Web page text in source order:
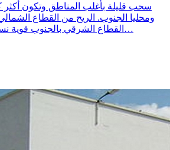
سحب قليلة بأغلب المناطق وتكون أكثر
ومحليا الجنوب. الريح من القطاع
القطاع الشرقي بالجنوب قوية نسبيا بخليج تونس وضعيفة…